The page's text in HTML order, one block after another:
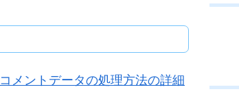
コメントデータの処理方法の詳細